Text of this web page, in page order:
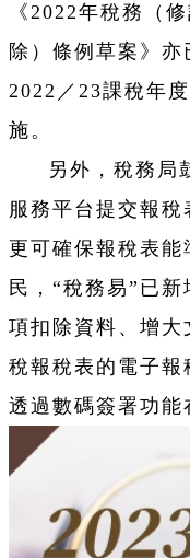
《2022年稅務（
除）條例草案》
2022／23課稅年
施。
另外，稅務局
服務平台提交報稅
更可確保報稅表
民，“稅務易”已
項扣除資料、增
稅報稅表的電子報
透過數碼簽署功能